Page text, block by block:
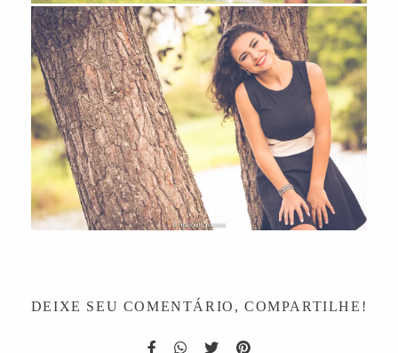
DEIXE SEU COMENTÁRIO, COMPARTILHE!